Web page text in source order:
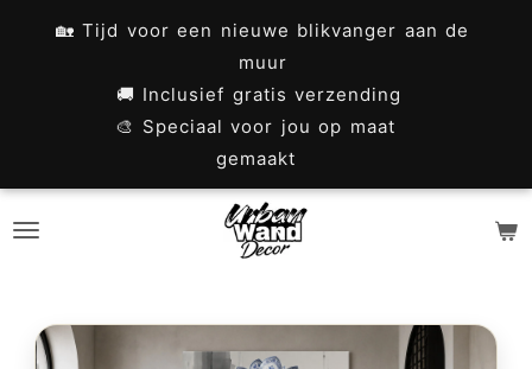
🏡 Tijd voor een nieuwe blikvanger aan de
muur
🚚 Inclusief gratis verzending
🎨 Speciaal voor jou op maat
gemaakt